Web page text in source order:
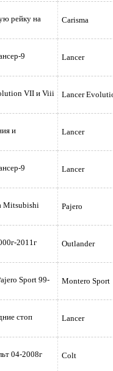
рейку на
Carisma
9
ор
Lancer
VII и Viii
Lancer
и
2007 г в
Lancer
9
ор
Lancer
Mitsubishi
фон
Pajero
2011г
9, -1
Outlander
Sport 99-
Montero Sport
стоп
Lancer
Lancer
04-2008г
Colt